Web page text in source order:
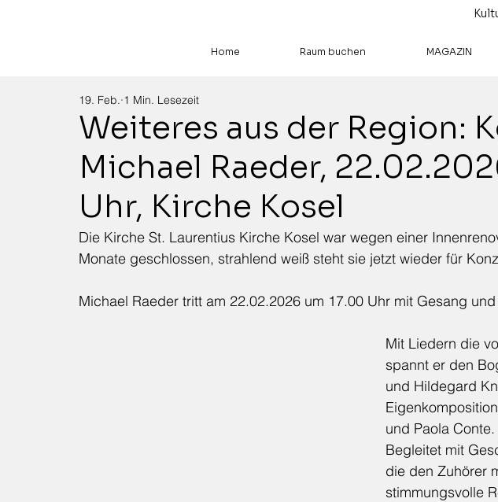
Home Raum buchen MAGAZIN
Weiteres aus der Region:
Michael Raeder,
Uhr, Kirche Kosel
19. Feb. 1 Min. Lesezeit
Die Kirche St. Laurentius Kirche Kosel war wegen einer
Monate geschlossen, strahlend weiß steht sie jetzt wieder für
Michael Raeder tritt am 22.02.2026 um 17.00 Uhr mit Gesang
Mit Liedern die
spannt er den
und Hildegard
und Paola Conte.
Begleitet mit
die den Zuhörer
stimmungsvolle